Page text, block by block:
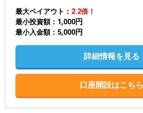
最大ペイアウト
2.2倍！
最小投資額
1,000円
最小入金額 5,000円
詳細情報を見る
口座開設はこちら